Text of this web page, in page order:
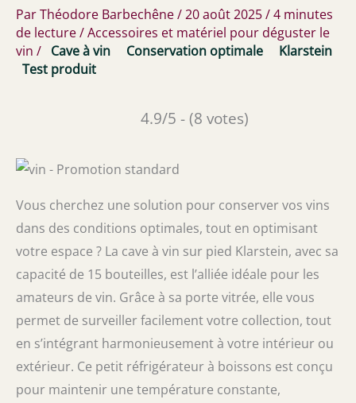
ParThéodore Barbechêne/20 août 2025/4 minutes
de lecture/Accessoires et matériel pour déguster le
vin / Cave à vin Conservation optimale
Klarstein
Test produit
4.9/5 - (8 votes)
Vous cherchez une solution pour conserver vos vins
dans des conditions optimales, tout en optimisant
votre espace ? La cave à vin sur pied Klarstein, avec sa
capacité de 15 bouteilles, est l’alliée idéale pour les
amateurs de vin. Grâce à sa porte vitrée, elle vous
permet de surveiller facilement votre collection, tout
en s’intégrant harmonieusement à votre intérieur ou
extérieur. Ce petit réfrigérateur à boissons est conçu
pour maintenir une température constante,